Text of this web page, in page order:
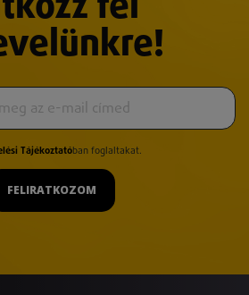
fel
Tájékoztatóban foglaltakat.
FELIRATKOZOM